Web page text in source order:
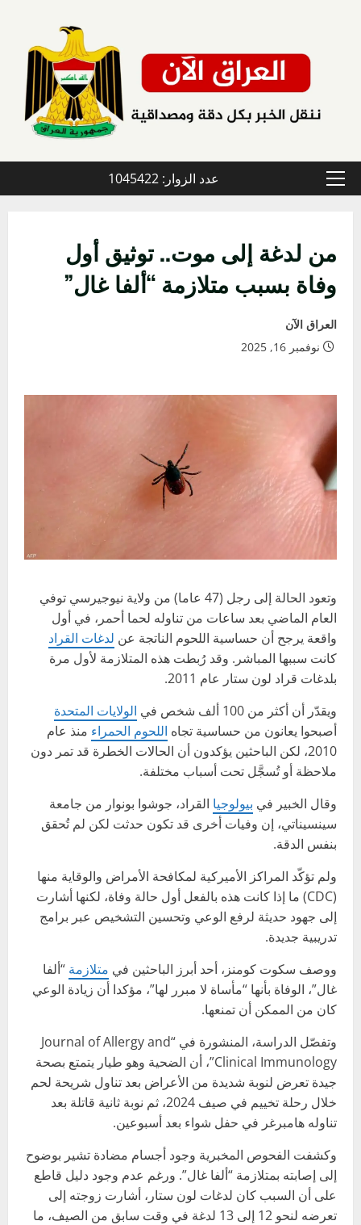
القائمة
عدد الزوار: 1045422
من لدغة إلى موت.. توثيق أول
وفاة بسبب متلازمة “ألفا غال”
العراق الآن
نوفمبر 16, 2025
وتعود الحالة إلى رجل (47 عاما) من ولاية نيوجيرسي توفي
العام الماضي بعد ساعات من تناوله لحما أحمر، في أول
واقعة يرجح أن حساسية اللحوم الناتجة عن لدغات القراد
كانت سببها المباشر. وقد رُبطت هذه المتلازمة لأول مرة
بلدغات قراد لون ستار عام 2011.
ويقدّر أن أكثر من 100 ألف شخص في
الولايات المتحدة
أصبحوا يعانون من حساسية تجاه اللحوم الحمراء منذ عام
2010، لكن الباحثين يؤكدون أن الحالات الخطرة قد تمر دون
ملاحظة أو تُسجَّل تحت أسباب مختلفة.
وقال الخبير في بيولوجيا القراد، جوشوا بونوار من جامعة
سينسيناتي، إن وفيات أخرى قد تكون حدثت لكن لم تُحقق
بنفس الدقة.
ولم تؤكّد المراكز الأميركية لمكافحة الأمراض والوقاية منها
(CDC) ما إذا كانت هذه بالفعل أول حالة وفاة، لكنها أشارت
إلى جهود حديثة لرفع الوعي وتحسين التشخيص عبر برامج
تدريبية جديدة.
ووصف سكوت كومنز، أحد أبرز الباحثين في متلازمة “ألفا
غال”، الوفاة بأنها “مأساة لا مبرر لها”، مؤكدا أن زيادة الوعي
كان من الممكن أن تمنعها.
وتفصّل الدراسة، المنشورة في “Journal of Allergy and
Clinical Immunology”، أن الضحية وهو طيار يتمتع بصحة
جيدة تعرض لنوبة شديدة من الأعراض بعد تناول شريحة لحم
خلال رحلة تخييم في صيف 2024، ثم نوبة ثانية قاتلة بعد
تناوله هامبرغر في حفل شواء بعد أسبوعين.
وكشفت الفحوص المخبرية وجود أجسام مضادة تشير بوضوح
إلى إصابته بمتلازمة “ألفا غال”. ورغم عدم وجود دليل قاطع
على أن السبب كان لدغات لون ستار، أشارت زوجته إلى
تعرضه لنحو 12 إلى 13 لدغة في وقت سابق من الصيف، ما